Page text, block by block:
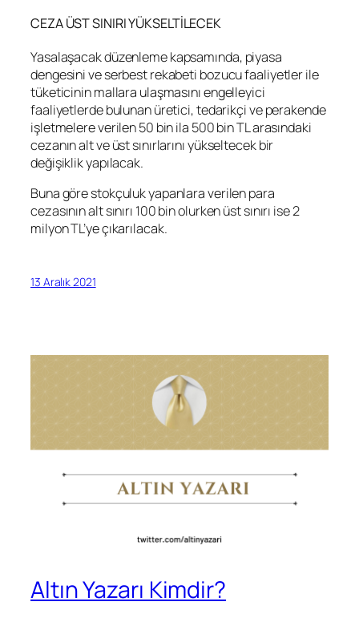
CEZA ÜST SINIRI YÜKSELTİLECEK
Yasalaşacak düzenleme kapsamında, piyasa
dengesini ve serbest rekabeti bozucu faaliyetler ile
tüketicinin mallara ulaşmasını engelleyici
faaliyetlerde bulunan üretici, tedarikçi ve perakende
işletmelere verilen 50 bin ila 500 bin TL arasındaki
cezanın alt ve üst sınırlarını yükseltecek bir
değişiklik yapılacak.
Buna göre stokçuluk yapanlara verilen para
cezasının alt sınırı 100 bin olurken üst sınırı ise 2
milyon TL’ye çıkarılacak.
13 Aralık 2021
Altın Yazarı Kimdir?